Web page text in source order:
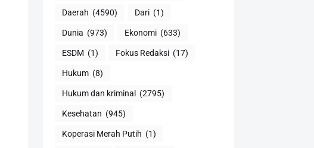
Daerah (4590) Dari (1)
Dunia (973) Ekonomi (633)
ESDM (1) Fokus Redaksi (17)
Hukum (8)
Hukum dan kriminal (2795)
Kesehatan (945)
Koperasi Merah Putih (1)